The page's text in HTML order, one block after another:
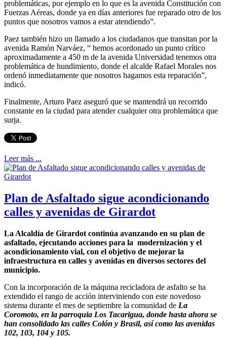
problemáticas, por ejemplo en lo que es la avenida Constitución con
Fuerzas Aéreas, donde ya en días anteriores fue reparado otro de los
puntos que nosotros vamos a estar atendiendo”.
Paez también hizo un llamado a los ciudadanos que transitan por la
avenida Ramón Narváez, “ hemos acordonado un punto crítico
aproximadamente a 450 m de la avenida Universidad tenemos otra
problemática de hundimiento, donde el alcalde Rafael Morales nos
ordenó inmediatamente que nosotros hagamos esta reparación”,
indicó.
Finalmente, Arturo Paez aseguró que se mantendrá un recorrido
constante en la ciudad para atender cualquier otra problemática que
surja.
Leer más ...
Plan de Asfaltado sigue acondicionando
calles y avenidas de Girardot
La Alcaldía de Girardot continúa avanzando en su plan de
asfaltado, ejecutando acciones para la modernización y el
acondicionamiento vial, con el objetivo de mejorar la
infraestructura en calles y avenidas en diversos sectores del
municipio.
Con la incorporación de la máquina recicladora de asfalto se ha
extendido el rango de acción interviniendo con este novedoso
sistema durante el mes de septiembre la comunidad de La
Coromoto, en la parroquia Los Tacarigua, donde hasta ahora se
han consolidado las calles Colón y Brasil, así como las avenidas
102, 103, 104 y 105.